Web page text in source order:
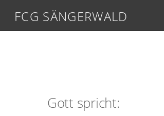
FCG SÄNGERWALD
Gott spricht: